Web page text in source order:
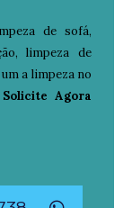
de sofá,
limpeza de
a limpeza no
Agora